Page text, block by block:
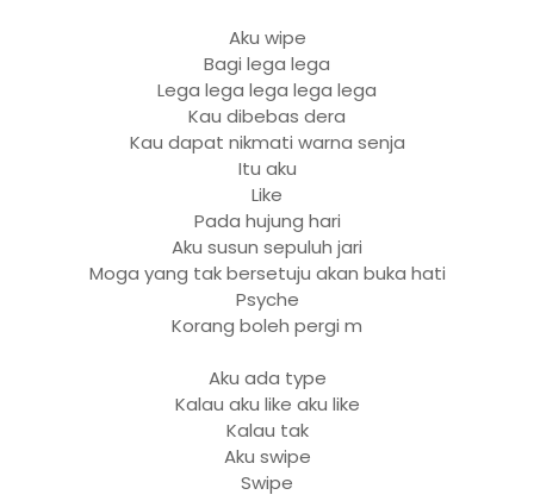
Aku wipe
Bagi lega lega
Lega lega lega lega lega
Kau dibebas dera
Kau dapat nikmati warna senja
Itu aku
Like
Pada hujung hari
Aku susun sepuluh jari
Moga yang tak bersetuju akan buka hati
Psyche
Korang boleh pergi m
Aku ada type
Kalau aku like aku like
Kalau tak
Aku swipe
Swipe